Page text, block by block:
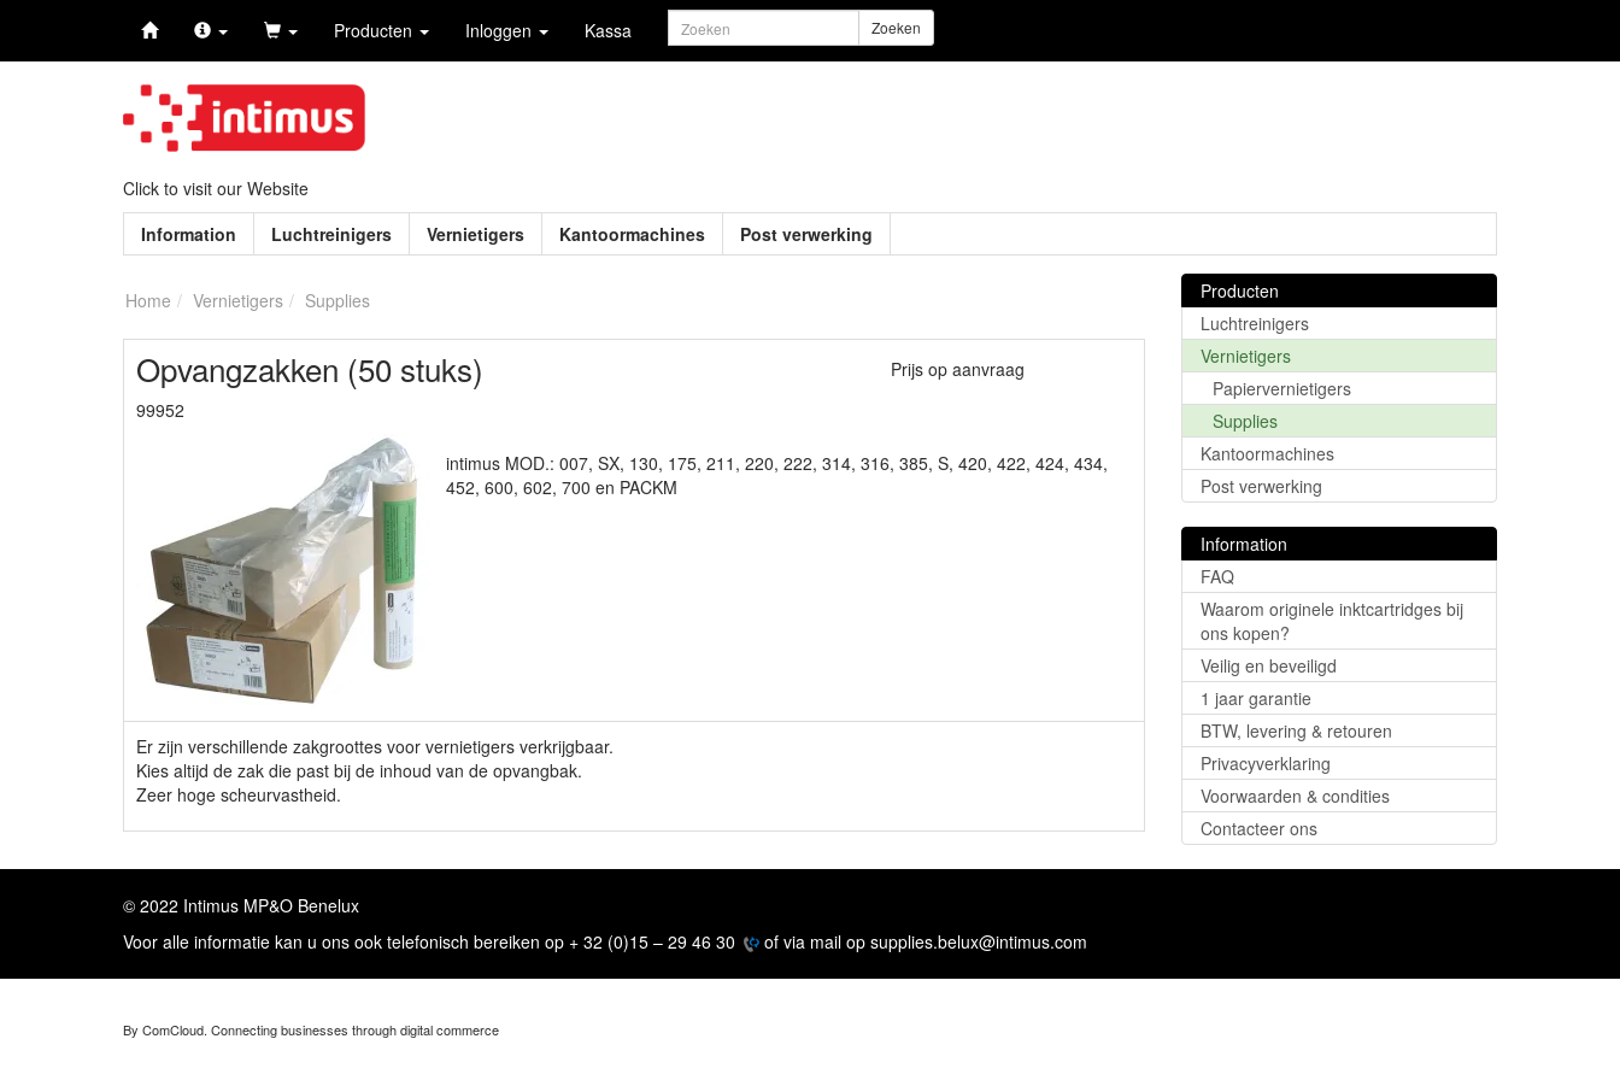
Producten Inloggen Kassa Zoeken
Click to visit our Website
Information
Luchtreinigers Vernietigers Kantoormachines Post verwerking
Home Vernietigers Supplies
Opvangzakken (50 stuks)
99952
Prijs op aanvraag
intimus MOD.: 007, SX, 130, 175, 211, 220, 222, 314, 316, 385, S, 420, 422, 424, 434,
452, 600, 602, 700 en PACKM
Er zijn verschillende zakgroottes voor vernietigers verkrijgbaar.
Kies altijd de zak die past bij de inhoud van de opvangbak.
Zeer hoge scheurvastheid.
Producten
Luchtreinigers
Vernietigers
Papiervernietigers
Supplies
Kantoormachines
Post verwerking
Information
FAQ
Waarom originele inktcartridges bij
ons kopen?
Veilig en beveiligd
1 jaar garantie
BTW, levering & retouren
Privacyverklaring
Voorwaarden & condities
Contacteer ons
© 2022 Intimus MP&O Benelux
Voor alle informatie kan u ons ook telefonisch bereiken op + 32 (0)15 – 29 46 30
of via mail op supplies.belux@intimus.com
By ComCloud. Connecting businesses through digital commerce